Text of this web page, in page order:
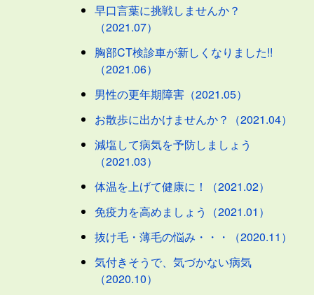
早口言葉に挑戦しませんか？
（2021.07）
胸部CT検診車が新しくなりました!!
（2021.06）
男性の更年期障害（2021.05）
お散歩に出かけませんか？（2021.04）
減塩して病気を予防しましょう
（2021.03）
体温を上げて健康に！（2021.02）
免疫力を高めましょう（2021.01）
抜け毛・薄毛の悩み・・・（2020.11）
気付きそうで、気づかない病気
（2020.10）